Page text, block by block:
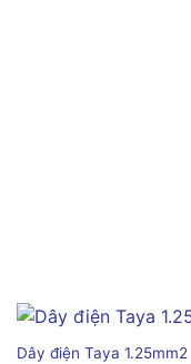
Dây điện Taya 1.25mm2